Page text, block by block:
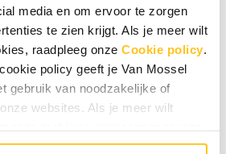
media en om ervoor te zorgen
te zien krijgt. Als je meer wilt
raadpleeg onze Cookie policy.
policy geeft je Van Mossel
gebruik van noodzakelijke of
websites. Als je meer wilt
. Je kunt de cookie